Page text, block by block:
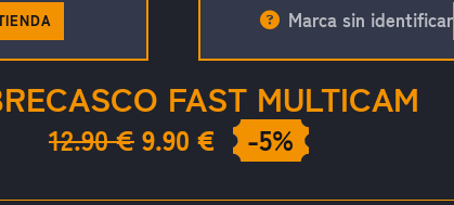
FAST MULTICAM
12.90 € 9.90 € -5%
Marca sin identificar